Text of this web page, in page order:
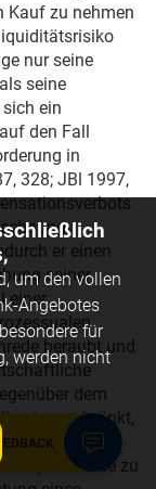
Kauf zu nehmen
nur seine
seine
ein
den Fall
in
328; JBl 1997,
er einen
seiner
einer
beraubt und
dem
eingeschränkt,
ihm
zu
um den vollen
Angebotes
für
werden nicht